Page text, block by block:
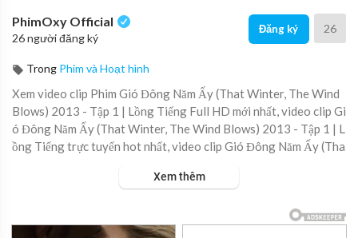
PhimOxy Official
26 người đăng ký
Đăng ký 26
Trong Phim và Hoạt hình
Xem video clip Phim Gió Đông Năm Ấy (That Winter, The Wind
Blows) 2013 - Tập 1 | Lồng Tiếng Full HD mới nhất, video clip Gi
ó Đông Năm Ấy (That Winter, The Wind Blows) 2013 - Tập 1 | L
ồng Tiếng trực tuyến hot nhất, video clip Gió Đông Năm Ấy (Tha
https://viet.tube/watch/
gio-do....ng-nam-ay-that-winte
Xem thêm